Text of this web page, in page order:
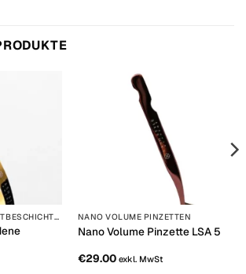
PINZETTE MIT DIAMANTBESCHICHTUNG NANO VOLUME PINZETTEN
Nano Volume Pinzette LSA 5
€29.00 exkl. MwSt